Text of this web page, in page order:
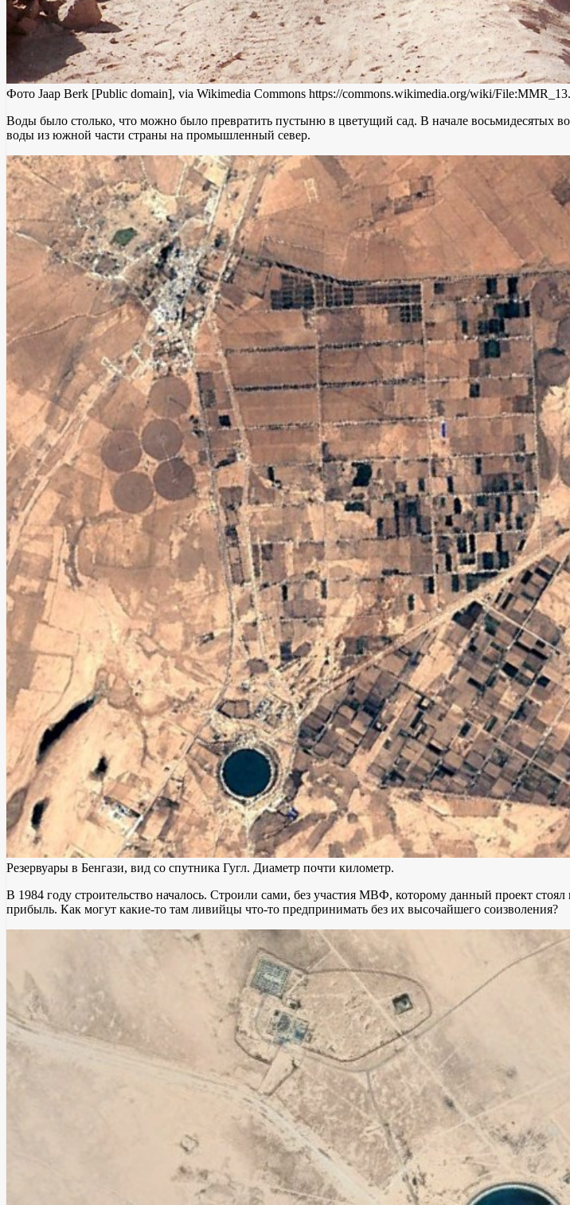
Фото Jaap Berk [Public domain], via Wikimedia Commons https://commons.wikimedia.org/wiki/
Воды было столько, что можно было превратить пустыню в цветущий сад. В начале восьмидесятых
воды из южной части страны на промышленный север.
Резервуары в Бенгази, вид со спутника Гугл. Диаметр почти километр.
В 1984 году строительство началось. Строили сами, без участия МВФ, которому данный проект
прибыль. Как могут какие-то там ливийцы что-то предпринимать без их высочайшего соизволения?